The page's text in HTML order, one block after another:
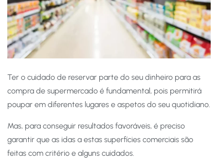
Ter o cuidado de reservar parte do seu dinheiro para as
compra de supermercado é fundamental, pois permitirá
poupar em diferentes lugares e aspetos do seu quotidiano.
Mas, para conseguir resultados favoráveis, é preciso
garantir que as idas a estas superfícies comerciais são
feitas com critério e alguns cuidados.